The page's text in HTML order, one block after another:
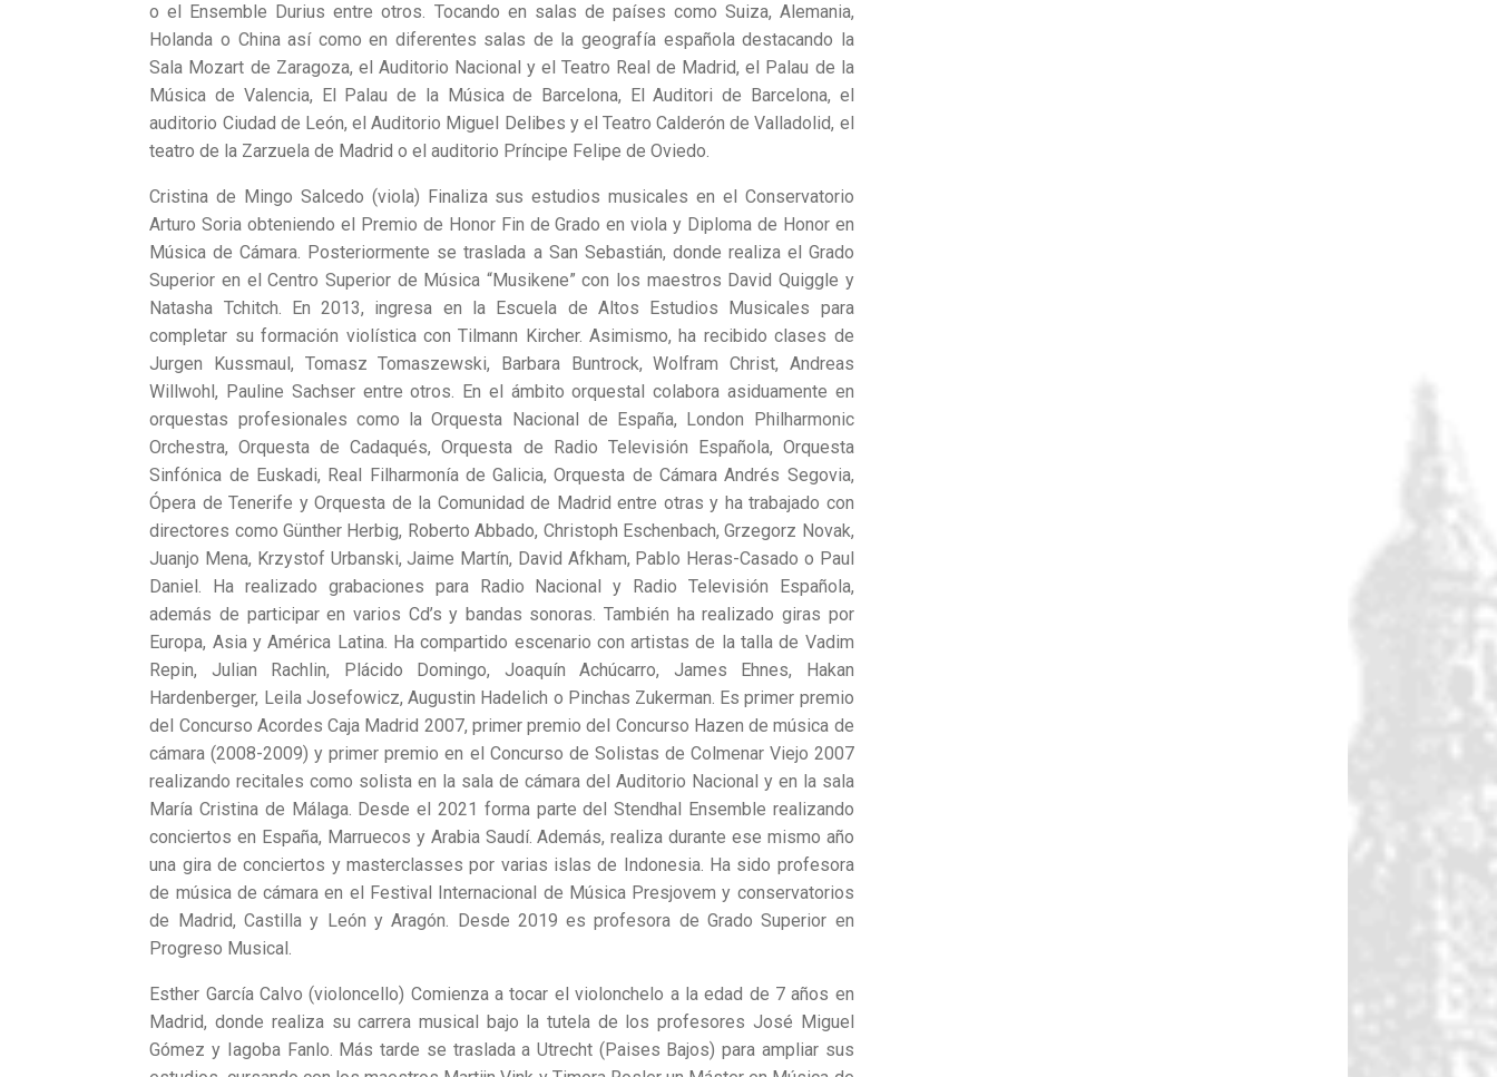
o el Ensemble Durius entre otros. Tocando en salas de países como Suiza, Alemania,
Holanda o China así como en diferentes salas de la geografía española destacando la
Sala Mozart de Zaragoza, el Auditorio Nacional y el Teatro Real de Madrid, el Palau de la
Música de Valencia, El Palau de la Música de Barcelona, El Auditori de Barcelona, el
auditorio Ciudad de León, el Auditorio Miguel Delibes y el Teatro Calderón de Valladolid, el
teatro de la Zarzuela de Madrid o el auditorio Príncipe Felipe de Oviedo.
Cristina de Mingo Salcedo (viola) Finaliza sus estudios musicales en el Conservatorio
Arturo Soria obteniendo el Premio de Honor Fin de Grado en viola y Diploma de Honor en
Música de Cámara. Posteriormente se traslada a San Sebastián, donde realiza el Grado
Superior en el Centro Superior de Música “Musikene” con los maestros David Quiggle y
Natasha Tchitch. En 2013, ingresa en la Escuela de Altos Estudios Musicales para
completar su formación violística con Tilmann Kircher. Asimismo, ha recibido clases de
Jurgen Kussmaul, Tomasz Tomaszewski, Barbara Buntrock, Wolfram Christ, Andreas
Willwohl, Pauline Sachser entre otros. En el ámbito orquestal colabora asiduamente en
orquestas profesionales como la Orquesta Nacional de España, London Philharmonic
Orchestra, Orquesta de Cadaqués, Orquesta de Radio Televisión Española, Orquesta
Sinfónica de Euskadi, Real Filharmonía de Galicia, Orquesta de Cámara Andrés Segovia,
Ópera de Tenerife y Orquesta de la Comunidad de Madrid entre otras y ha trabajado con
directores como Günther Herbig, Roberto Abbado, Christoph Eschenbach, Grzegorz Novak,
Juanjo Mena, Krzystof Urbanski, Jaime Martín, David Afkham, Pablo Heras-Casado o Paul
Daniel. Ha realizado grabaciones para Radio Nacional y Radio Televisión Española,
además de participar en varios Cd’s y bandas sonoras. También ha realizado giras por
Europa, Asia y América Latina. Ha compartido escenario con artistas de la talla de Vadim
Repin, Julian Rachlin, Plácido Domingo, Joaquín Achúcarro, James Ehnes, Hakan
Hardenberger, Leila Josefowicz, Augustin Hadelich o Pinchas Zukerman. Es primer premio
del Concurso Acordes Caja Madrid 2007, primer premio del Concurso Hazen de música de
cámara (2008-2009) y primer premio en el Concurso de Solistas de Colmenar Viejo 2007
realizando recitales como solista en la sala de cámara del Auditorio Nacional y en la sala
María Cristina de Málaga. Desde el 2021 forma parte del Stendhal Ensemble realizando
conciertos en España, Marruecos y Arabia Saudí. Además, realiza durante ese mismo año
una gira de conciertos y masterclasses por varias islas de Indonesia. Ha sido profesora
de música de cámara en el Festival Internacional de Música Presjovem y conservatorios
de Madrid, Castilla y León y Aragón. Desde 2019 es profesora de Grado Superior en
Progreso Musical.
Esther García Calvo (violoncello) Comienza a tocar el violonchelo a la edad de 7 años en
Madrid, donde realiza su carrera musical bajo la tutela de los profesores José Miguel
Gómez y Iagoba Fanlo. Más tarde se traslada a Utrecht (Paises Bajos) para ampliar sus